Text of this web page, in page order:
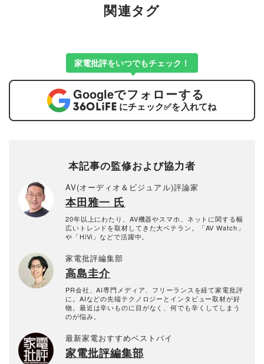
関連タグ
家電批評をいつでもチェック！
Googleでフォローする
にチェック✅を入れてね
本記事の監修および協力者
AV(オーディオ＆ビジュアル)評論家
本田雅一 氏
20年以上にわたり、AV機器やスマホ、ネットに関する幅
広いトレンドを取材してきた大ベテラン。「AV Watch」
や「HiVi」などで活躍中。
家電批評編集部
高島圭介
PR会社、AI専門メディア、フリーランスを経て家電批評
に。AIなどの先端テクノロジーとインタビュー取材が好
物。最近は辛いものに目がなく、何でも辛くしてしまう
のが悩み。
最新家電おすすめベストバイ
家電批評編集部